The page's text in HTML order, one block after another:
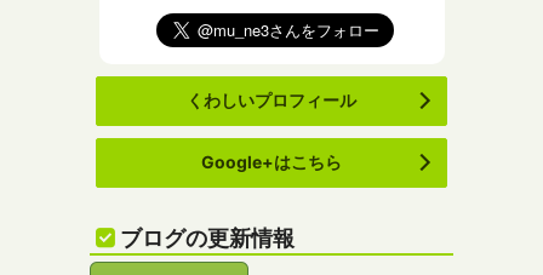
くわしいプロフィール
Google+はこちら
ブログの更新情報